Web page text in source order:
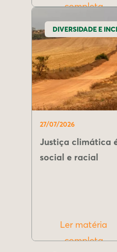
completa
DIVERSIDADE E
27/07/2026
Justiça climática
social e racial
Ler matéria
completa